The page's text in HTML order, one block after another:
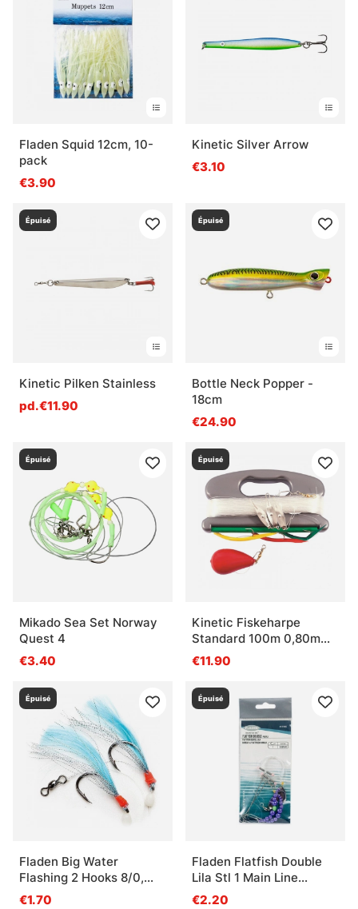
Quand utiliser un leurre de pêche en mer ?
Fladen Squid 12cm, 10-
pack
€3.90
Kinetic Silver Arrow
€3.10
Épuisé
Kinetic Pilken Stainless
pd.€11.90
Épuisé
Bottle Neck Popper -
18cm
€24.90
Épuisé
Mikado Sea Set Norway
Quest 4
€3.40
Épuisé
Kinetic Fiskeharpe
Standard 100m 0,80mm
300g
€11.90
Épuisé
Fladen Big Water
Flashing 2 Hooks 8/0,
Blue
€1.70
Épuisé
Fladen Flatfish Double
Lila Stl 1 Main Line
0.50mm, Leader 0.40mm
€2.20